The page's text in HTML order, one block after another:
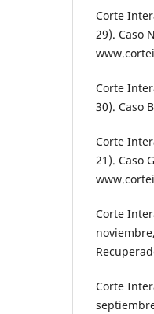
Corte
29). Caso
Corte
30). Caso
Corte
21). Caso
Corte
Corte